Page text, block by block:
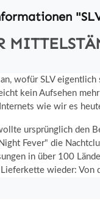
wofür SLV
kein Aufsehen
wie wir es
ursprünglich den
Fever" die
in über 100
wieder: Von